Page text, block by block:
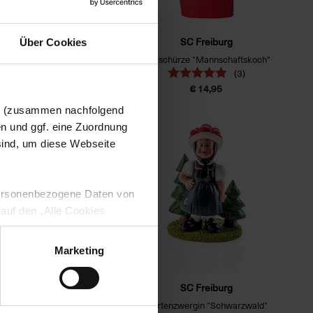
Über Cookies
nachfolgend
und ggf. eine Zuordnung
um diese Webseite
Daten von
den „Alle Cookies
Verarbeitung Ihrer
Art. 6 Abs. 1 lit. a DSGVO
Ihre etwaig erteilten
Marketing
SC Freiburg SC Freiburg
Grillschürze "Mannschaftskoch"
(3)
€ 14,95
mit Feuer "Wappen"
SC Freiburg
Gartenzwergin "Schwarzwald"